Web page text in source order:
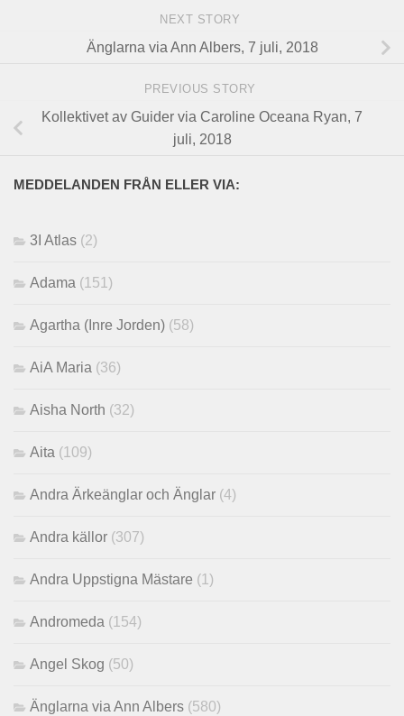
NEXT STORY
Änglarna via Ann Albers, 7 juli, 2018
PREVIOUS STORY
Kollektivet av Guider via Caroline Oceana Ryan, 7
juli, 2018
MEDDELANDEN FRÅN ELLER VIA:
3I Atlas (2)
Adama (151)
Agartha (Inre Jorden) (58)
AiA Maria (36)
Aisha North (32)
Aita (109)
Andra Ärkeänglar och Änglar (4)
Andra källor (307)
Andra Uppstigna Mästare (1)
Andromeda (154)
Angel Skog (50)
Änglarna via Ann Albers (580)